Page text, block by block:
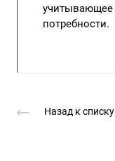
учитывающее
потребности.
Назад к списку